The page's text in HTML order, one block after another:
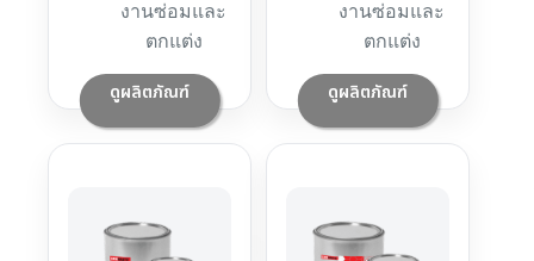
งานซ่อมและ
ตกแต่ง
ดูผลิตภัณฑ์
งานซ่อมและ
ตกแต่ง
ดูผลิตภัณฑ์